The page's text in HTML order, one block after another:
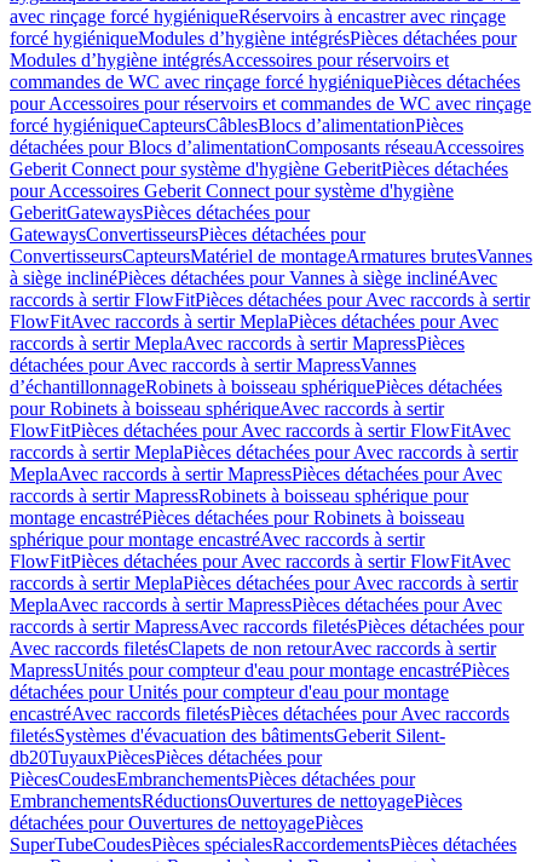
avec rinçage forcé hygiéniqueRéservoirs à encastrer avec rinçage
forcé hygiéniqueModules d’hygiène intégrésPièces détachées pour
Modules d’hygiène intégrésAccessoires pour réservoirs et
commandes de WC avec rinçage forcé hygiéniquePièces détachées
pour Accessoires pour réservoirs et commandes de WC avec rinçage
forcé hygiéniqueCapteursCâblesBlocs d’alimentationPièces
détachées pour Blocs d’alimentationComposants réseauAccessoires
Geberit Connect pour système d'hygiène GeberitPièces détachées
pour Accessoires Geberit Connect pour système d'hygiène
GeberitGatewaysPièces détachées pour
GatewaysConvertisseursPièces détachées pour
ConvertisseursCapteursMatériel de montageArmatures brutesVannes
à siège inclinéPièces détachées pour Vannes à siège inclinéAvec
raccords à sertir FlowFitPièces détachées pour Avec raccords à sertir
FlowFitAvec raccords à sertir MeplaPièces détachées pour Avec
raccords à sertir MeplaAvec raccords à sertir MapressPièces
détachées pour Avec raccords à sertir MapressVannes
d’échantillonnageRobinets à boisseau sphériquePièces détachées
pour Robinets à boisseau sphériqueAvec raccords à sertir
FlowFitPièces détachées pour Avec raccords à sertir FlowFitAvec
raccords à sertir MeplaPièces détachées pour Avec raccords à sertir
MeplaAvec raccords à sertir MapressPièces détachées pour Avec
raccords à sertir MapressRobinets à boisseau sphérique pour
montage encastréPièces détachées pour Robinets à boisseau
sphérique pour montage encastréAvec raccords à sertir
FlowFitPièces détachées pour Avec raccords à sertir FlowFitAvec
raccords à sertir MeplaPièces détachées pour Avec raccords à sertir
MeplaAvec raccords à sertir MapressPièces détachées pour Avec
raccords à sertir MapressAvec raccords filetésPièces détachées pour
Avec raccords filetésClapets de non retourAvec raccords à sertir
MapressUnités pour compteur d'eau pour montage encastréPièces
détachées pour Unités pour compteur d'eau pour montage
encastréAvec raccords filetésPièces détachées pour Avec raccords
filetésSystèmes d'évacuation des bâtimentsGeberit Silent-
db20TuyauxPiècesPièces détachées pour
PiècesCoudesEmbranchementsPièces détachées pour
EmbranchementsRéductionsOuvertures de nettoyagePièces
détachées pour Ouvertures de nettoyagePièces
SuperTubeCoudesPièces spécialesRaccordementsPièces détachées